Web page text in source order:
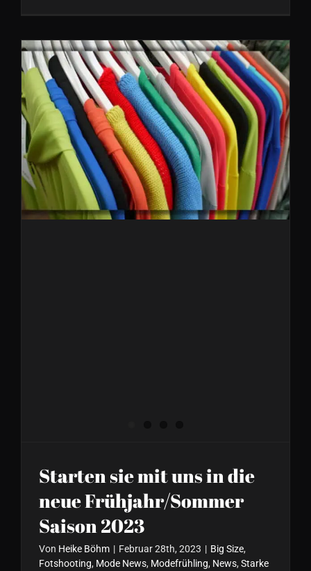
Starten sie mit uns in die neue
Frühjahr/Sommer Saison
2023
Starten sie mit uns in die
neue Frühjahr/Sommer
Saison 2023
Von Heike Böhm | Februar 28th, 2023 | Big Size,
Fotshooting, Mode News, Modefrühling, News, Starke